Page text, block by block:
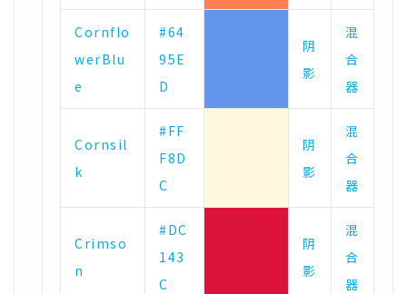
Cornflo
werBlu
e
#64
95E
D
阴
影
混
合
器
Cornsil
k
#FF
F8D
C
阴
影
混
合
器
Crimso
n
#DC
143
C
阴
影
混
合
器